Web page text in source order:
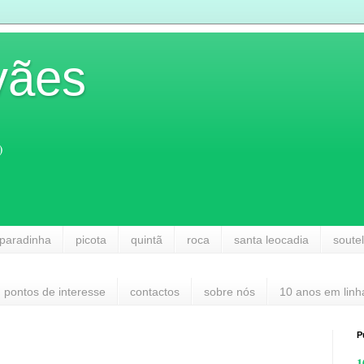
picota quintã roca santa leocadia
pontos de interesse contactos sobre nós 10 anos em